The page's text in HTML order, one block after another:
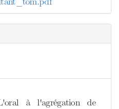
à l'agrégation de